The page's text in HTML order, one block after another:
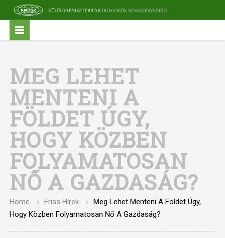
MEG LEHET
MENTENI A
FÖLDET ÚGY,
HOGY KÖZBEN
FOLYAMATOSAN
NŐ A GAZDASÁG?
Home Friss Hírek
Meg Lehet Menteni A Földet Úgy,
Hogy Közben Folyamatosan Nő A Gazdaság?